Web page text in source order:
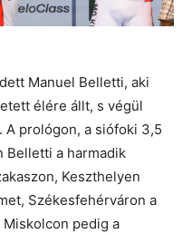
Manuel Belletti, aki
élére állt, s végül
A prológon, a siófoki 3,5
Belletti a harmadik
Keszthelyen
Székesfehérváron a
pedig a